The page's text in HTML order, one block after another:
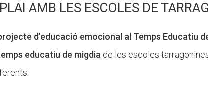
AMB LES ESCOLES DE
d’educació emocional al Temps Educatiu
educatiu de migdia de les escoles